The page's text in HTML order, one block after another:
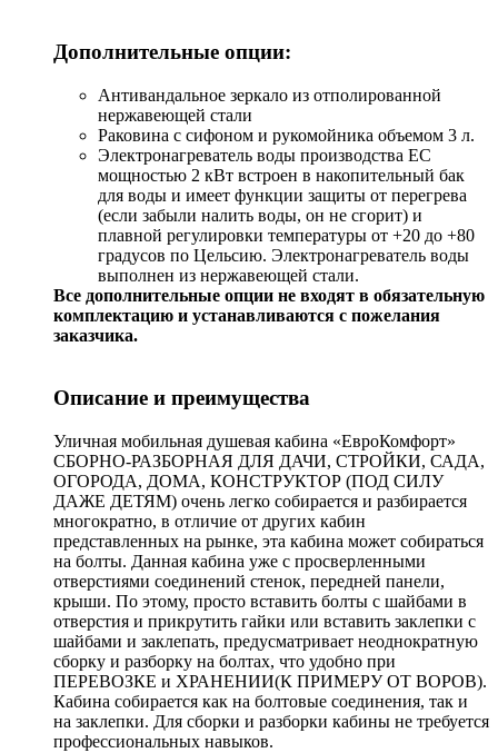
Дополнительные опции:
Антивандальное зеркало из отполированной
нержавеющей стали
Раковина с сифоном и рукомойника объемом 3 л.
Электронагреватель воды производства ЕС
мощностью 2 кВт встроен в накопительный бак
для воды и имеет функции защиты от перегрева
(если забыли налить воды, он не сгорит) и
плавной регулировки температуры от +20 до +80
градусов по Цельсию. Электронагреватель воды
выполнен из нержавеющей стали.
Все дополнительные опции не входят в обязательную
комплектацию и устанавливаются с пожелания
заказчика.
Описание и преимущества
Уличная мобильная душевая кабина «ЕвроКомфорт»
СБОРНО-РАЗБОРНАЯ ДЛЯ ДАЧИ, СТРОЙКИ, САДА,
ОГОРОДА, ДОМА, КОНСТРУКТОР (ПОД СИЛУ
ДАЖЕ ДЕТЯМ) очень легко собирается и разбирается
многократно, в отличие от других кабин
представленных на рынке, эта кабина может собираться
на болты. Данная кабина уже с просверленными
отверстиями соединений стенок, передней панели,
крыши. По этому, просто вставить болты с шайбами в
отверстия и прикрутить гайки или вставить заклепки с
шайбами и заклепать, предусматривает неоднократную
сборку и разборку на болтах, что удобно при
ПЕРЕВОЗКЕ и ХРАНЕНИИ(К ПРИМЕРУ ОТ ВОРОВ).
Кабина собирается как на болтовые соединения, так и
на заклепки. Для сборки и разборки кабины не требуется
профессиональных навыков.